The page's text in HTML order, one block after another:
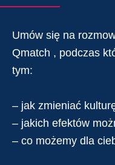
Umów się na
Qmatch , podczas
tym:
– jak zmieniać
– jakich efektów
– co możemy dla